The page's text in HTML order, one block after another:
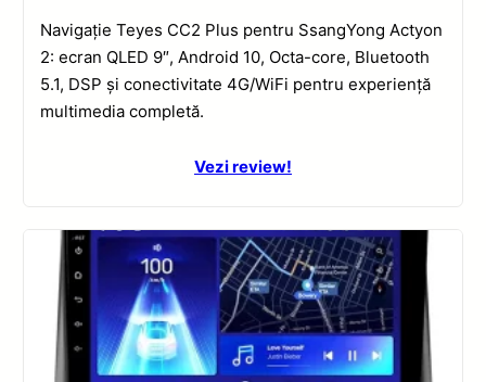
Navigație Teyes CC2 Plus pentru SsangYong Actyon
2: ecran QLED 9″, Android 10, Octa-core, Bluetooth
5.1, DSP și conectivitate 4G/WiFi pentru experiență
multimedia completă.
Vezi review!